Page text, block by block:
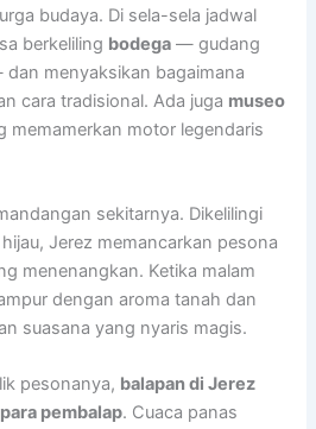
budaya. Di sela-sela jadwal
berkeliling bodega — gudang
menyaksikan bagaimana
cara tradisional. Ada juga museo
memamerkan motor legendaris
sekitarnya. Dikelilingi
Jerez memancarkan pesona
menenangkan. Ketika malam
dengan aroma tanah dan
suasana yang nyaris magis.
pesonanya, balapan di Jerez
pembalap. Cuaca panas